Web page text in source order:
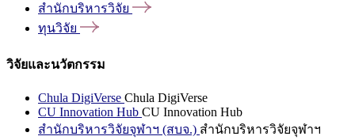
สำนักบริหารวิจัย
ทุนวิจัย
วิจัยและนวัตกรรม
Chula DigiVerse Chula DigiVerse
CU Innovation Hub CU Innovation Hub
สำนักบริหารวิจัยจุฬาฯ (สบจ.) สำนักบริหารวิจัยจุฬาฯ